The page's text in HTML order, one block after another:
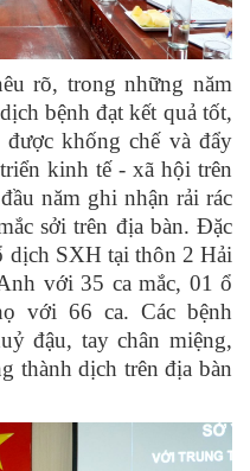
rõ, trong những năm
bệnh đạt kết quả tốt,
khống chế và đẩy
kinh tế - xã hội trên
năm ghi nhận rải rác
sởi trên địa bàn. Đặc
dịch SXH tại thôn 2 Hải
với 35 ca mắc, 01 ổ
với 66 ca. Các bệnh
đậu, tay chân miệng,
thành dịch trên địa bàn